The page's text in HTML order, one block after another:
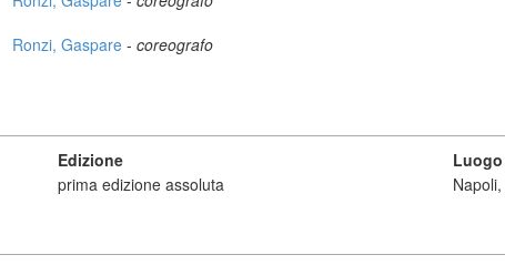
Ronzi, Gaspare - coreografo
Edizione
prima edizione assoluta